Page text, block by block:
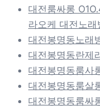
대전룸싸롱
라오케 대전노래
대전봉명동노래
대전봉명동란제
대전봉명동룸사
대전봉명동룸살
대전봉명동룸싸